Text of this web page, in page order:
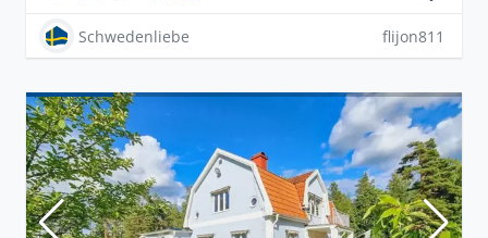
Schwedenliebe flijon811